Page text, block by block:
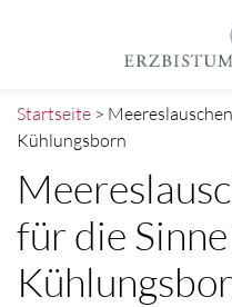
Startseite >
Kühlungsborn
für die